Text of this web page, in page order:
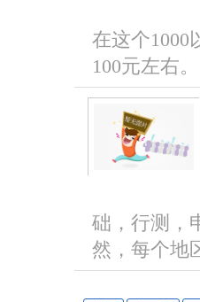
在这个1000
100元左右
础，行测，
然，每个地